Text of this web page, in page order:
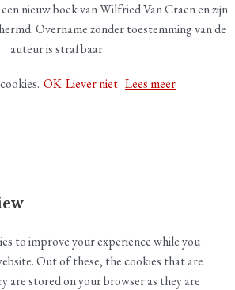
nieuw boek van Wilfried Van Craen en zijn
Overname zonder toestemming van de
auteur is strafbaar.
OK Liever niet Lees meer
to improve your experience while you
Out of these, the cookies that are
are stored on your browser as they are